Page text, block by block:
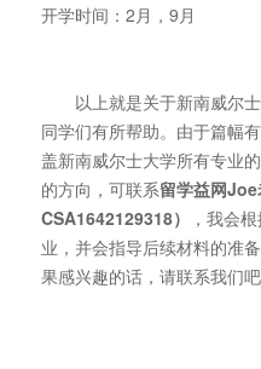
开学时间：2月，9月
以上就是关于新南威尔
同学们有所帮助。由于篇幅
盖新南威尔士大学所有专业
的方向，可联系留学益网Joe
CSA1642129318）
，我会
业，并会指导后续材料的准
果感兴趣的话，请联系我们吧